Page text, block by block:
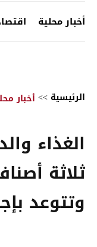
أخبار محلية
الرئيسية >> أخبار
الغذاء
ثلاثة
وتتوعد